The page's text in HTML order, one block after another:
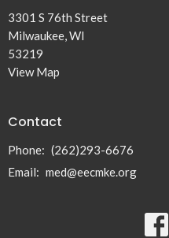
3301 S 76th Street
Milwaukee, WI
53219
View Map
Contact
Phone: (262)293-6676
Email: med@eecmke.org